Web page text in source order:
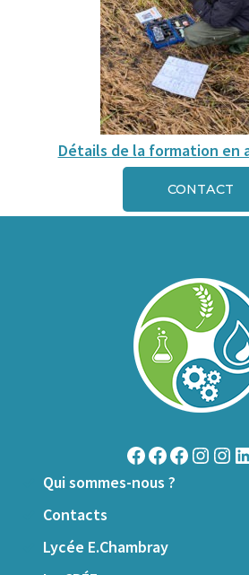
Détails de la formation en
CONTACT
Qui sommes-nous ?
Contacts
Lycée E.Chambray